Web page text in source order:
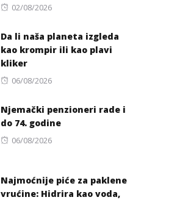
Posted
02/08/2026
Da li naša planeta izgleda
kao krompir ili kao plavi
kliker
Posted
06/08/2026
Njemački penzioneri rade i
do 74. godine
Posted
06/08/2026
Najmoćnije piće za paklene
vrućine: Hidrira kao voda,